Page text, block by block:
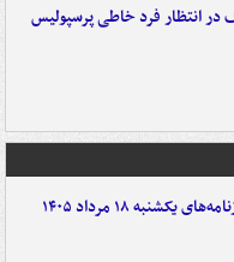
در انتظار فرد خاطی پرسپولیس
۱۸ مرداد ۱۴۰۵